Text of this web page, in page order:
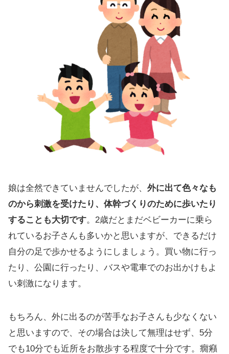
娘は全然できていませんでしたが、 外に出て色々なも
のから刺激を受けたり、体幹づくりのために歩いたり
することも大切です。2歳だとまだベビーカーに乗ら
れているお子さんも多いかと思いますが、できるだけ
自分の足で歩かせるようにしましょう。買い物に行っ
たり、公園に行ったり、バスや電車でのお出かけもよ
い刺激になります。
もちろん、外に出るのが苦手なお子さんも少なくない
と思いますので、その場合は決して無理はせず、5分
でも10分でも近所をお散歩する程度で十分です。癇癪